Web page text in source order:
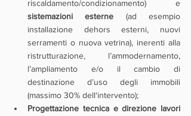
sistemazioni esterne (ad esempio
installazione dehors esterni, nuovi
serramenti o nuova vetrina), inerenti alla
ristrutturazione, l’ammodernamento,
l’ampliamento e/o il cambio di
destinazione d’uso degli immobili
(massimo 30% dell'intervento);